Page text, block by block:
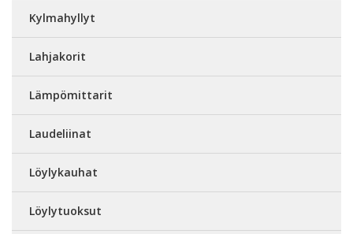
Kylmahyllyt
Lahjakorit
Lämpömittarit
Laudeliinat
Löylykauhat
Löylytuoksut